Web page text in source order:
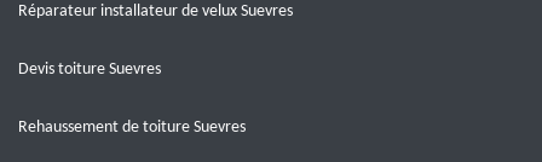
Réparateur installateur de velux Suevres
Devis toiture Suevres
Rehaussement de toiture Suevres